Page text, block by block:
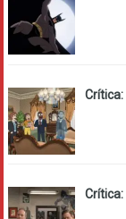
Crítica:
Crítica: